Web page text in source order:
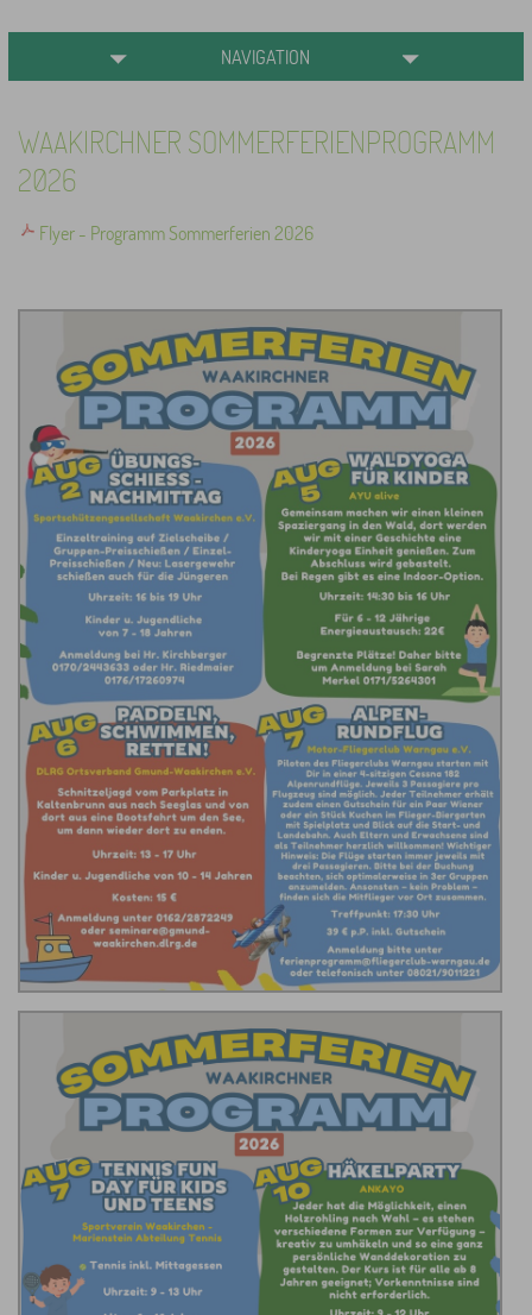
NAVIGATION
WAAKIRCHNER SOMMERFERIENPROGRAMM
2026
Flyer - Programm Sommerferien 2026